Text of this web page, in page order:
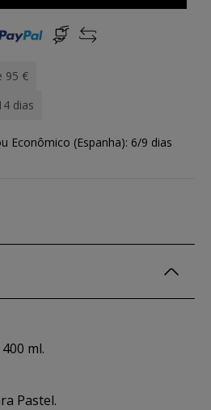
95 €
dias
Econômico (Espanha): 6/9 dias
ml.
Pastel.